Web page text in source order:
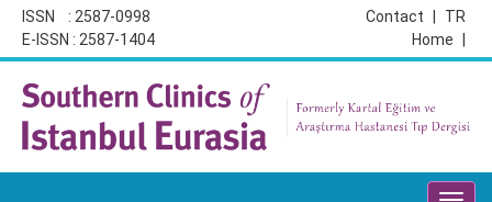
ISSN : 2587-0998
E-ISSN : 2587-1404
TR
Contact
Home